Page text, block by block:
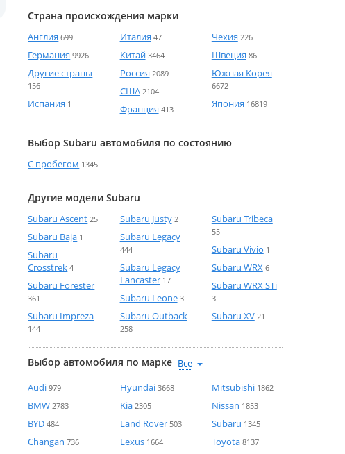
Страна происхождения марки
Англия 699
Германия 9926
Другие страны
156
Испания 1
Италия 47
Китай 3464
Россия 2089
США 2104
Франция 413
Чехия 226
Швеция 86
Южная Корея
6672
Япония 16819
Выбор Subaru автомобиля по состоянию
С пробегом 1345
Другие модели Subaru
Subaru Ascent 25
Subaru Baja 1
Subaru
Crosstrek 4
Subaru Forester
361
Subaru Impreza
144
Subaru Justy 2
Subaru Legacy
444
Subaru Legacy
Lancaster 17
Subaru Leone 3
Subaru Outback
258
Subaru Tribeca
55
Subaru Vivio 1
Subaru WRX 6
Subaru WRX STi
3
Subaru XV 21
Выбор автомобиля по марке
Audi 979
BMW 2783
BYD 484
Changan 736
Hyundai 3668
Kia 2305
Land Rover 503
Lexus 1664
Mitsubishi 1862
Nissan 1853
Subaru 1345
Toyota 8137